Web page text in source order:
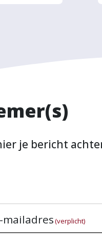
je bericht
mailadres(verplicht)